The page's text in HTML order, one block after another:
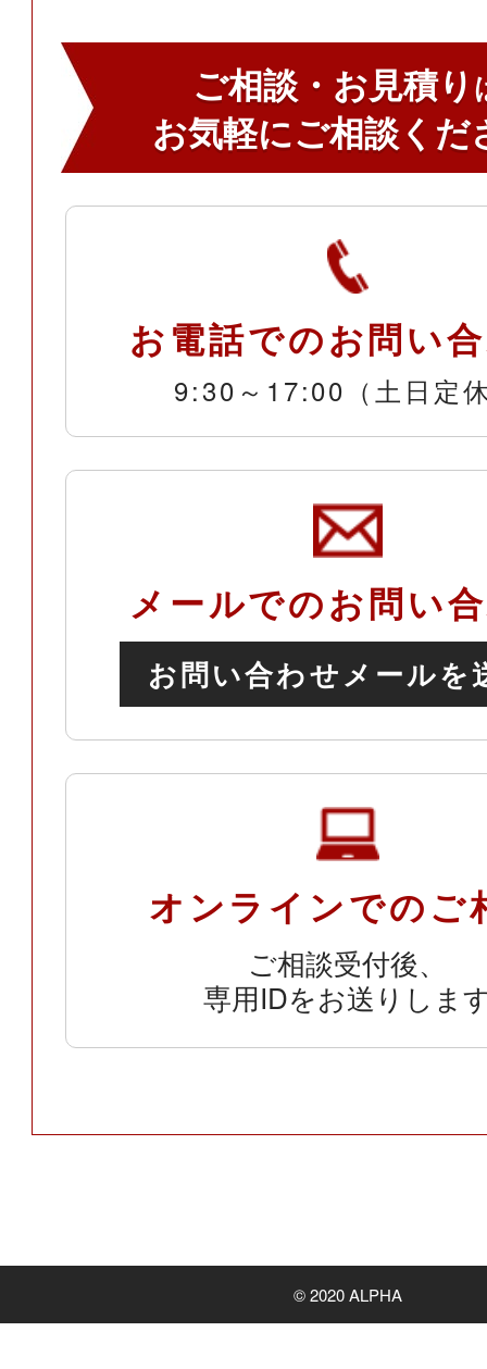
ご相談・お見積り
お気軽にご相談くだ
お電話でのお問い
9:30～17:00（土日定
メールでのお問い
お問い合わせメールを
オンラインでのご
ご相談受付後、
専用IDをお送りしま
© 2020 ALPHA